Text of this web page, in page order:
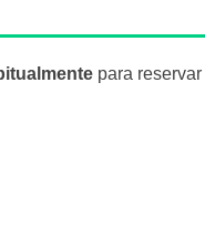
para reservar